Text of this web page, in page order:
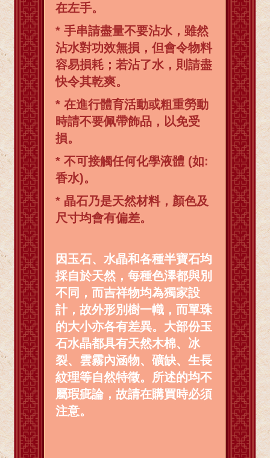
在左手。
* 手串請盡量不要沾水，雖然
沾水對功效無損，但會令物料
容易損耗；若沾了水，則請盡
快令其乾爽。
* 在進行體育活動或粗重勞動
時請不要佩帶飾品，以免受
損。
* 不可接觸任何化學液體 (如:
香水)。
* 晶石乃是天然材料，顏色及
尺寸均會有偏差。
因玉石、水晶和各種半寶石均
採自於天然，每種色澤都與別
不同，而吉祥物均為獨家設
計，故外形別樹一幟，而單珠
的大小亦各有差異。大部份玉
石水晶都具有天然木棉、冰
裂、雲霧內涵物、礦缺、生長
紋理等自然特徵。所述的均不
屬瑕疵論，故請在購買時必須
注意。